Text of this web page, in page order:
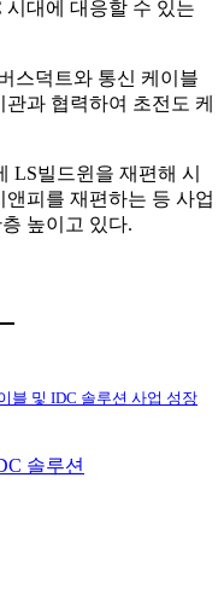
대에 대응할 수 있는
스덕트와 통신 케이블
과 협력하여 초전도 케
LS빌드윈을 재편해 시
피를 재편하는 등 사업
높이고 있다.
블 및 IDC 솔루션 사업 성장
솔루션